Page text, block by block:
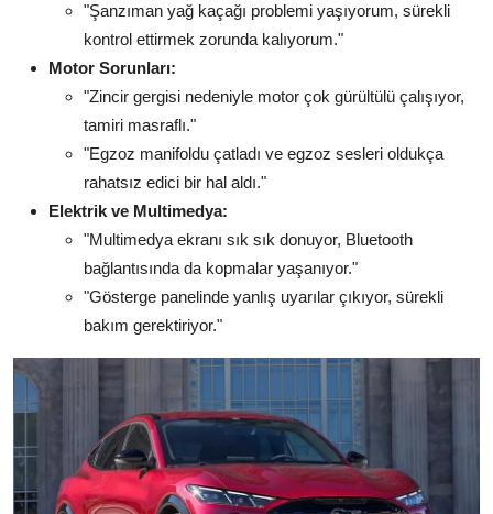
"Şanzıman yağ kaçağı problemi yaşıyorum, sürekli
kontrol ettirmek zorunda kalıyorum."
Motor Sorunları:
"Zincir gergisi nedeniyle motor çok gürültülü çalışıyor,
tamiri masraflı."
"Egzoz manifoldu çatladı ve egzoz sesleri oldukça
rahatsız edici bir hal aldı."
Elektrik ve Multimedya:
"Multimedya ekranı sık sık donuyor, Bluetooth
bağlantısında da kopmalar yaşanıyor."
"Gösterge panelinde yanlış uyarılar çıkıyor, sürekli
bakım gerektiriyor."